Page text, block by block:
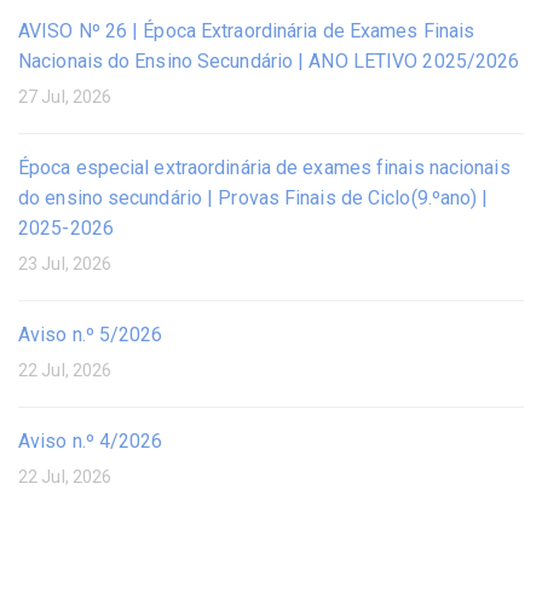
AVISO Nº 26 | Época Extraordinária de Exames Finais
Nacionais do Ensino Secundário | ANO LETIVO 2025/2026
27 Jul, 2026
Época especial extraordinária de exames finais nacionais
do ensino secundário | Provas Finais de Ciclo(9.ºano) |
2025-2026
23 Jul, 2026
Aviso n.º 5/2026
22 Jul, 2026
Aviso n.º 4/2026
22 Jul, 2026